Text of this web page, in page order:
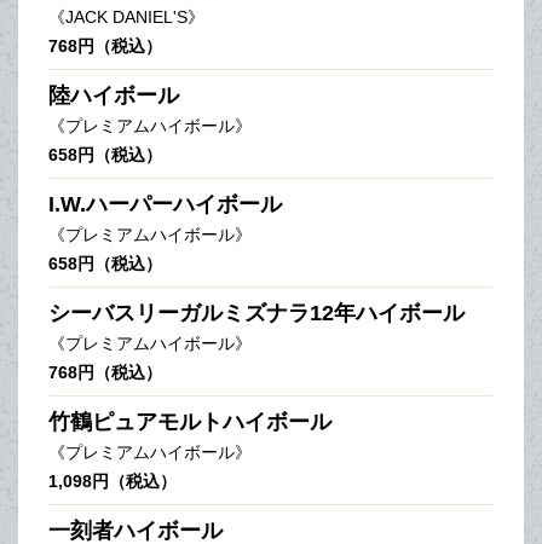
《JACK DANIEL'S》
768円（税込）
陸ハイボール
《プレミアムハイボール》
658円（税込）
I.W.ハーパーハイボール
《プレミアムハイボール》
658円（税込）
シーバスリーガルミズナラ12年ハイボール
《プレミアムハイボール》
768円（税込）
竹鶴ピュアモルトハイボール
《プレミアムハイボール》
1,098円（税込）
一刻者ハイボール